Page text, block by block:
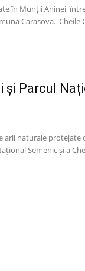
în Munții Aninei,
Carasova. Cheile
și Parcul
arii naturale protejate
Semenic și a